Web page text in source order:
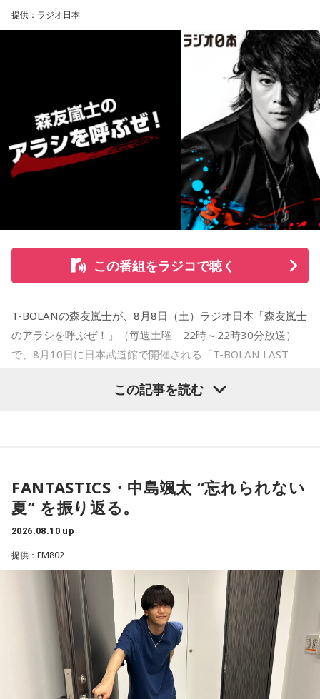
武道館公演に向けては、メンバーやスタッフと準備を重ね、
「できることは全部やってきた」と話す。だからこそ、当日
は「真っ白な気持ち」でステージに立ちたいという。「始ま
った流れの中で自然に流れていく。みんなのエネルギーを全
部受け取って、流れのまま流れていく一夜を過ごせたらいい
のかなって」
森友にとって、ライブは事前にすべてを決めるものではな
い。観客の拍手や歌声、歓声、表情、涙など、その場で生ま
れるものを受け取ることで、「その一夜の一瞬一瞬が生まれ
ていく」と語った。また、今回のラストライブツアーについ
て、「ライブというよりは、俺たちにとっては生き様、生き
方をこういう形に選んだ。だからライブじゃなくて生き様そ
のものだった」と振り返った。「ライブを完璧にちゃんとや
いう一日を、一夜を、この瞬間を全力で生きること。その積
み重ねなんじゃないのかな」
日本武道館でのファイナルも、最後だから特別なのではな
く、「この一夜を俺たちらしく、その日を精一杯最高に生き
最後のステージを前に、森友はファンへ向けて「全部、もう
全てを受け取って帰っていて欲しい」と呼びかけた。約10年
にわたる再始動後の歩みを経て、T-BOLANはいよいよ日本武
道館のステージへ。「その夜は全部出し切って笑っていた
い」森友がそう語るラストライブで、どんな一夜が生まれる
のか。8月10日、日本武道館でその瞬間を迎える。
番組ではさらに、T-BOLANの活動再開から現在に至るまでの
歩みや、森友がライブで大切にしていること、メンバー・上
野博文との出来事についてもトークを展開。ラストライブを
目前に控えた森友嵐士の言葉を、ぜひ番組でチェックしてほ
提供：ラジオ日本
この番組をラジコで聴く
T-BOLANの森友嵐士が、8月8日（土）ラジオ日本「森友嵐士
のアラシを呼ぶぜ！」（毎週土曜 22時～22時30分放送）
で、8月10日に日本武道館で開催される「T-BOLAN LAST
て、みんなの顔を見たら、どんな気持ちになるんだろうね。
そこでなんかドンと特別な感情が生まれるんじゃないのか
な」
武道館公演に向けては、メンバーやスタッフと準備を重ね、
「できることは全部やってきた」と話す。だからこそ、当日
は「真っ白な気持ち」でステージに立ちたいという。「始ま
った流れの中で自然に流れていく。みんなのエネルギーを全
部受け取って、流れのまま流れていく一夜を過ごせたらいい
のかなって」
森友にとって、ライブは事前にすべてを決めるものではな
この記事を読む
FANTASTICS・中島颯太 “忘れられない
夏” を振り返る。
2026.08.10 up
提供：FM802